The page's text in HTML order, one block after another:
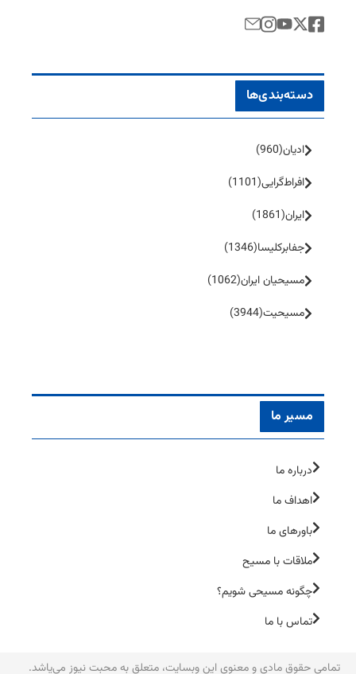
دسته‌بندی‌ها
ادیان(960)
افراط‌گرایی(1101)
ایران(1861)
جفا‌بر‌کلیسا(1346)
مسیحیان ایران(1062)
مسیحیت(3944)
مسیر ما
درباره ما
اهداف ما
باورهای ما
ملاقات با مسیح
چگونه مسیحی شویم؟
تماس با ما
تمامی حقوق مادی و معنوی این وبسایت، متعلق به محبت نیوز می‌یاشد.